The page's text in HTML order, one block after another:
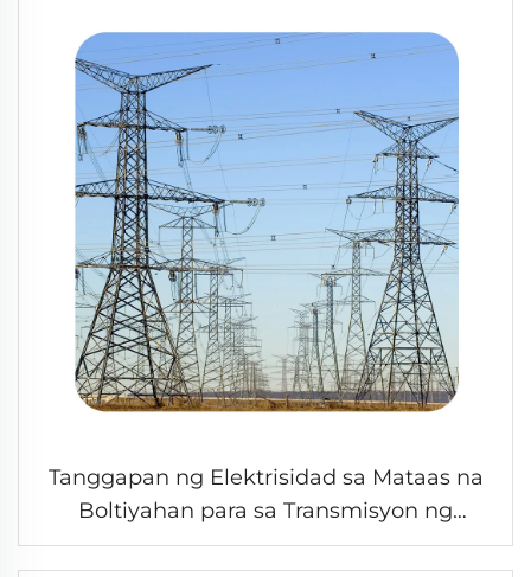
Tanggapan ng Elektrisidad sa Mataas na
Boltiyahan para sa Transmisyon ng
Enerhiya Ang Benta ng Torre ng Steel para